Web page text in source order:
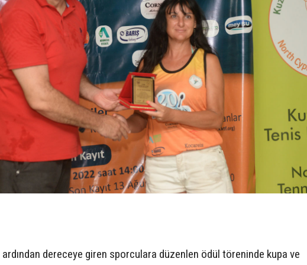
ardından dereceye giren sporculara düzenlen ödül töreninde kupa ve